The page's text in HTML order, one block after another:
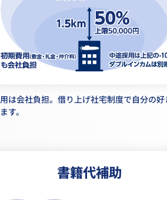
は会社負担。借り上げ社宅制度で自分の
す。
書籍代補助